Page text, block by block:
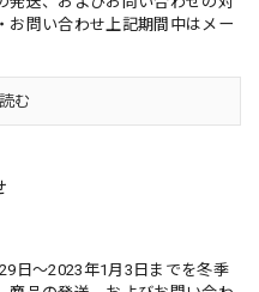
お問い合わせ上記期間中はメー
む
日～2023年1月3日までを冬季